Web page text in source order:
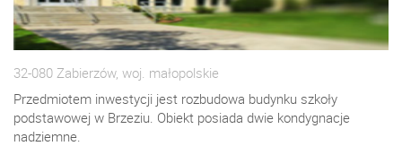
32-080 Zabierzów, woj. małopolskie
Przedmiotem inwestycji jest rozbudowa budynku szkoły
podstawowej w Brzeziu. Obiekt posiada dwie kondygnacje
nadziemne.